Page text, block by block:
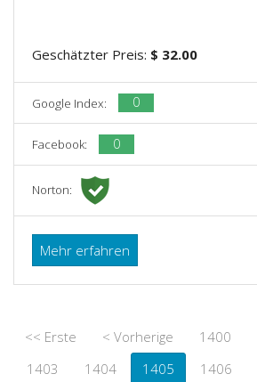
Geschätzter Preis: $ 32.00
Google Index: 0
Facebook: 0
Norton:
Mehr erfahren
<< Erste < Vorherige 1400
1403
1404 1405 1406